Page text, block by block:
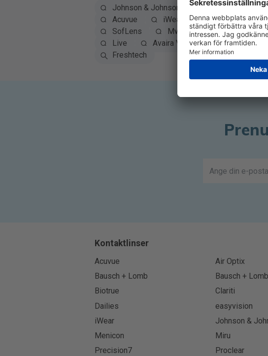
Johnson & Johnson Alcon
Acuvue
iWear easyvision
SofLens
MyDay daily disposable
Live
Avaira Vitality TOTAL30
Freshtech
Kontaktlinser
Acuvue Air Optix
Bausch + Lomb
Bausch +
Biotrue
Clariti
Dailies
easyvision
iWear
Johnson &
Menicon
Miru
Precision7
Proclear